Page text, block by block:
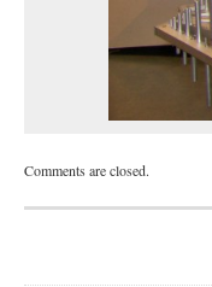
Comments are closed.